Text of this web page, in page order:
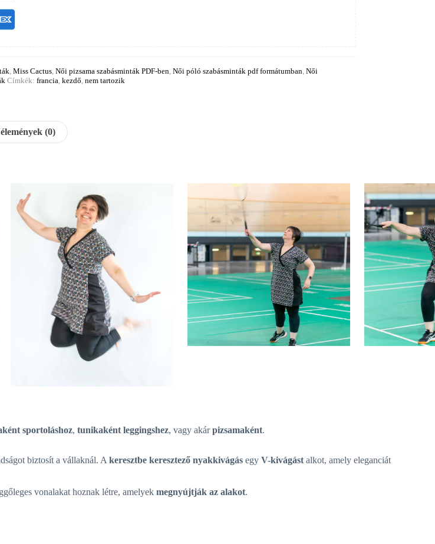
Miss Cactus Női pizsama szabásminták PDF-ben Női póló szabásminták pdf formátumban Női
Címkék: francia kezdő nem tartozik
(0)
sportoláshoz, tunikaként leggingshez, vagy akárpizsamaként.
biztosít a vállaknál. A keresztbe keresztező nyakkivágás egy V-kivágást alkot, amely eleganciát
vonalakat hoznak létre, amelyek megnyújtják az alakot.